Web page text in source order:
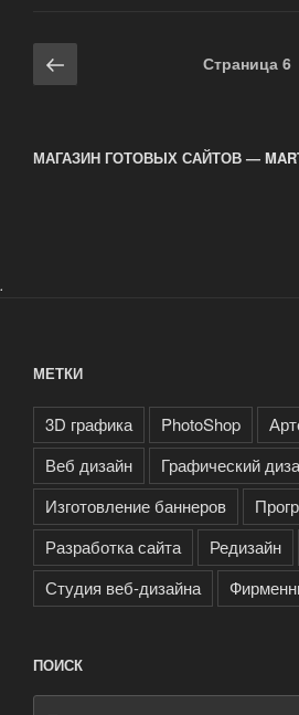
Навигация
по
Предыдущая
страница
Страница 6
МАГАЗИН ГОТОВЫХ САЙТОВ —
.
МЕТКИ
3D графика PhotoShop
Веб дизайн
Графический
Изготовление баннеров
Разработка сайта
Редизайн
Студия веб-дизайна
ПОИСК